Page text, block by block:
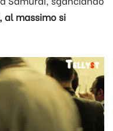
al massimo si